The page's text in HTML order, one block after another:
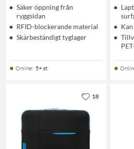
Säker öppning från
ryggsidan
RFID-blockerande material
Skärbeständigt tyglager
Online: 5+ st
18